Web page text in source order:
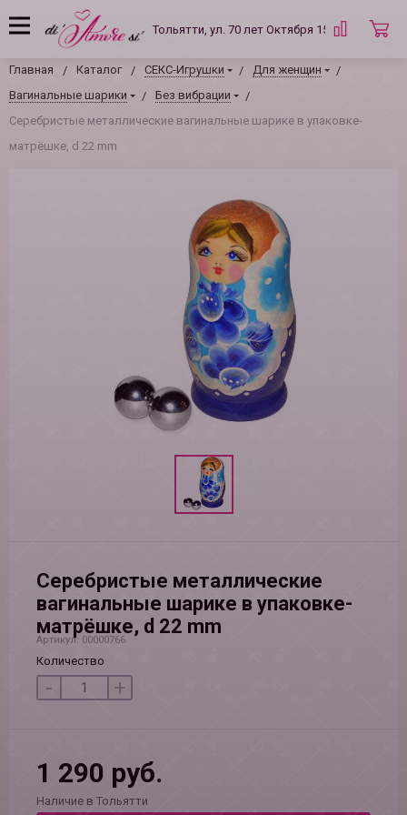
Тольятти, ул. 70 лет Октября 15 Б
Главная Каталог СЕКС-Игрушки
Для женщин
Вагинальные шарики
Без вибрации
Серебристые металлические вагинальные шарике в упаковке-
матрёшке, d 22 mm
Серебристые металлические
вагинальные шарике в упаковке-
матрёшке, d 22 mm
Артикул: 00000766
Количество
- +
1 290 руб.
Наличие в Тольятти